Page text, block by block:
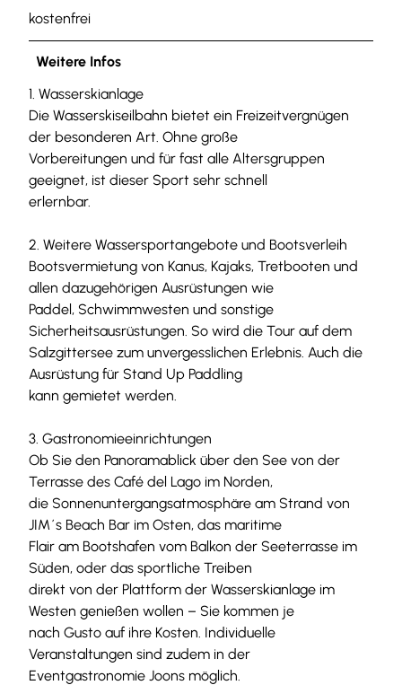
r
i
c
h
e
s
H
r
z
v
o
r
l
a
n
T
o
u
r
s
m
u
s
v
e
r
kostenfrei
Weitere Infos
1. Wasserskianlage
Die Wasserskiseilbahn bietet ein Freizeitvergnügen
der besonderen Art. Ohne große
Vorbereitungen und für fast alle Altersgruppen
geeignet, ist dieser Sport sehr schnell
erlernbar.
2. Weitere Wassersportangebote und Bootsverleih
Bootsvermietung von Kanus, Kajaks, Tretbooten und
allen dazugehörigen Ausrüstungen wie
Paddel, Schwimmwesten und sonstige
Sicherheitsausrüstungen. So wird die Tour auf dem
Salzgittersee zum unvergesslichen Erlebnis. Auch die
Ausrüstung für Stand Up Paddling
kann gemietet werden.
3. Gastronomieeinrichtungen
Ob Sie den Panoramablick über den See von der
Terrasse des Café del Lago im Norden,
die Sonnenuntergangsatmosphäre am Strand von
JIM´s Beach Bar im Osten, das maritime
Flair am Bootshafen vom Balkon der Seeterrasse im
Süden, oder das sportliche Treiben
direkt von der Plattform der Wasserskianlage im
Westen genießen wollen – Sie kommen je
nach Gusto auf ihre Kosten. Individuelle
Veranstaltungen sind zudem in der
Eventgastronomie Joons möglich.